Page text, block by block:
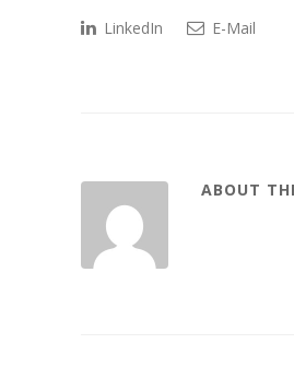
LinkedIn
E-Mail
ABOUT